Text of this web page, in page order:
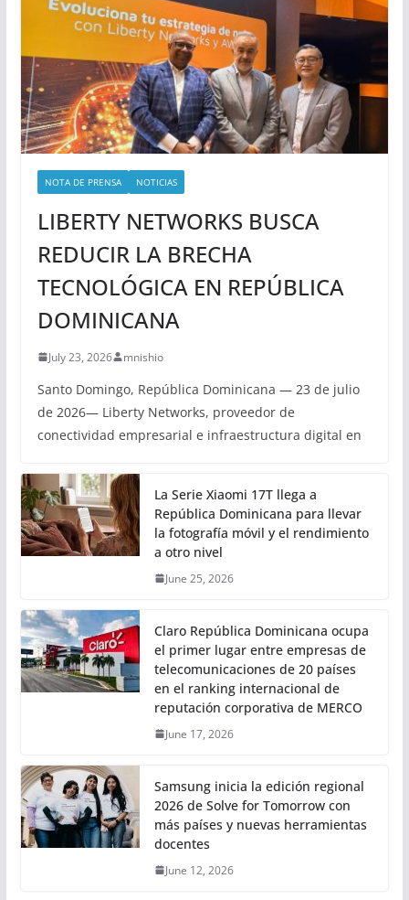
NOTA DE PRENSA NOTICIAS
LIBERTY NETWORKS BUSCA
REDUCIR LA BRECHA
TECNOLÓGICA EN REPÚBLICA
DOMINICANA
July 23, 2026 mnishio
Santo Domingo, República Dominicana — 23 de julio
de 2026— Liberty Networks, proveedor de
conectividad empresarial e infraestructura digital en
La Serie Xiaomi 17T llega a
República Dominicana para llevar
la fotografía móvil y el rendimiento
a otro nivel
June 25, 2026
Claro República Dominicana ocupa
el primer lugar entre empresas de
telecomunicaciones de 20 países
en el ranking internacional de
reputación corporativa de MERCO
June 17, 2026
Samsung inicia la edición regional
2026 de Solve for Tomorrow con
más países y nuevas herramientas
docentes
June 12, 2026